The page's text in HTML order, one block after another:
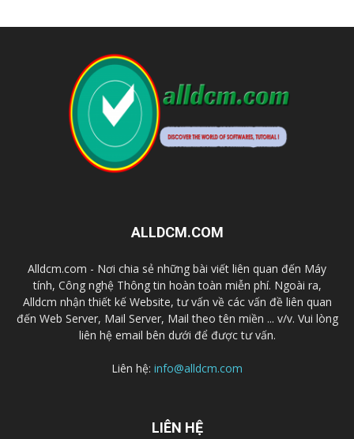
ALLDCM.COM
Alldcm.com - Nơi chia sẻ những bài viết liên quan đến Máy
tính, Công nghệ Thông tin hoàn toàn miễn phí. Ngoài ra,
Alldcm nhận thiết kế Website, tư vấn về các vấn đề liên quan
đến Web Server, Mail Server, Mail theo tên miền ... v/v. Vui lòng
liên hệ email bên dưới để được tư vấn.
Liên hệ: info@alldcm.com
LIÊN HỆ